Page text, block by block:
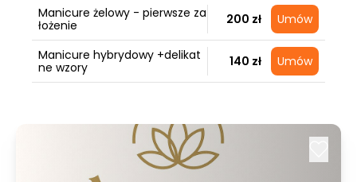
Manicure żelowy - pierwsze za
łożenie
200 zł Umów
Manicure hybrydowy +delikat
ne wzory
140 zł Umów